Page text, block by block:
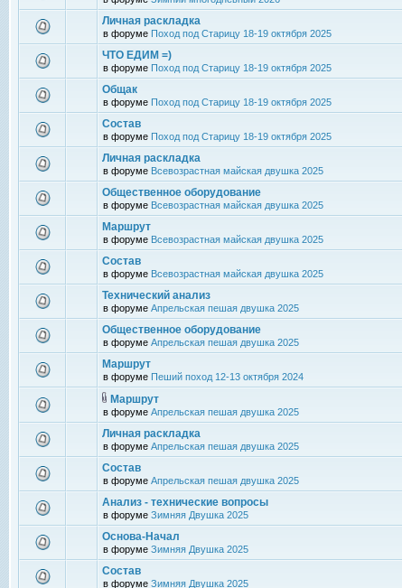
Личная раскладка
в форуме Поход под Старицу 18-19 октября 2025
ЧТО ЕДИМ =)
в форуме Поход под Старицу 18-19 октября 2025
Общак
в форуме Поход под Старицу 18-19 октября 2025
Состав
в форуме Поход под Старицу 18-19 октября 2025
Личная раскладка
в форуме Всевозрастная майская двушка 2025
Общественное оборудование
в форуме Всевозрастная майская двушка 2025
Маршрут
в форуме Всевозрастная майская двушка 2025
Состав
в форуме Всевозрастная майская двушка 2025
Технический анализ
в форуме Апрельская пешая двушка 2025
Общественное оборудование
в форуме Апрельская пешая двушка 2025
Маршрут
в форуме Пеший поход 12-13 октября 2024
Маршрут
в форуме Апрельская пешая двушка 2025
Личная раскладка
в форуме Апрельская пешая двушка 2025
Состав
в форуме Апрельская пешая двушка 2025
Анализ - технические вопросы
в форуме Зимняя Двушка 2025
Основа-Начал
в форуме Зимняя Двушка 2025
Состав
в форуме Зимняя Двушка 2025